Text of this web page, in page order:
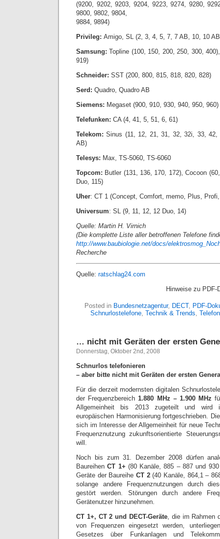
(9200, 9202, 9203, 9204, 9223, 9274, 9280,
9800, 9802, 9804,
9884, 9894)
Privileg: Amigo, SL (2, 3, 4, 5, 7, 7 AB, 10, 10
Samsung:Topline (100, 150, 200, 250, 300,
919)
Schneider: SST (200, 800, 815, 818, 820, 828)
Serd: Quadro, Quadro AB
Siemens: Megaset (900, 910, 930, 940, 950, 960)
Telefunken: CA (4, 41, 5, 51, 6, 61)
Telekom:Sinus (11, 12, 21, 31, 32, 32i, 33,
AB)
Telesys: Max, TS-5060, TS-6060
Topcom: Butler (131, 136, 170, 172), Cocoon
Duo, 115)
Uher: CT 1 (Concept, Comfort, memo, Plus,
Universum: SL (9, 11, 12, 12 Duo, 14)
Quelle: Martin H. Virnich
(Die komplette Liste aller betroffenen Telefone
http://www.baubiologie.net/docs/
Recherche
Quelle: ratschlag24.com
Hinweise zu
Posted in Bundesnetzagentur, DECT, PDF-
Schnurlostelefone, Technik & Trends,
… nicht mit Geräten der ersten
Donnerstag, Oktober 2nd, 2008
Schnurlos telefonieren
– aber bitte nicht mit Geräten der ersten
Für die derzeit modernsten digitalen
der Frequenzbereich1.880 MHz – 1.900 MHz
Allgemeinheit bis 2013 zugeteilt und wird
europäischen Harmonisierung fortgeschrieben.
sich im Interesse der Allgemeinheit für neue
Frequenznutzung zukunftsorientierte
will.
Noch bis zum 31. Dezember 2008 dürfen
BaureihenCT 1+ (80 Kanäle, 885 – 887 und
Geräte der Baureihe CT 2(40 Kanäle, 864,1 –
solange andere Frequenznutzungen durch
gestört werden. Störungen durch andere
Gerätenutzer hinzunehmen.
CT 1+, CT 2 und DECT-Geräte, die im Rahmen
von Frequenzen eingesetzt werden,
Gesetzes über Funkanlagen und